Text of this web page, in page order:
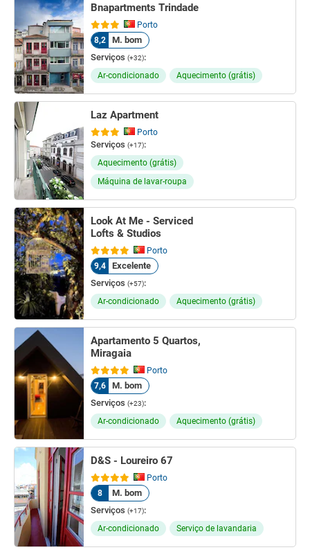
Bnapartments Trindade
Porto
8,2
M. bom
Serviços (+32):
Ar-condicionado Aquecimento (grátis)
Laz Apartment
Porto
Serviços (+17):
Aquecimento (grátis)
Máquina de lavar-roupa
Look At Me - Serviced
Lofts & Studios
Porto
9,4
Excelente
Serviços (+57):
Ar-condicionado Aquecimento (grátis)
Apartamento 5 Quartos,
Miragaia
Porto
7,6
M. bom
Serviços (+23):
Ar-condicionado Aquecimento (grátis)
D&S - Loureiro 67
Porto
8
M. bom
Serviços (+17):
Ar-condicionado Serviço de lavandaria